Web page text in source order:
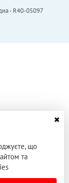
- R40-05097
що
та